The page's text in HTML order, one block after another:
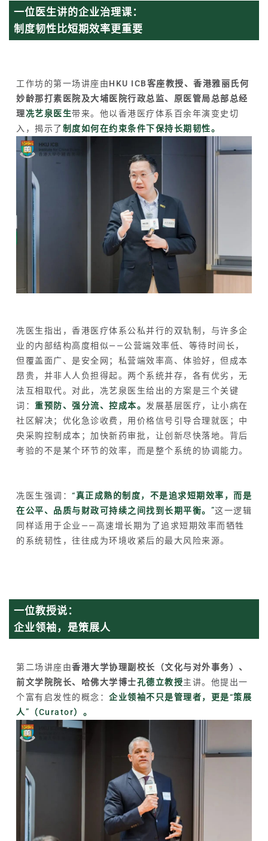
一位医生讲的企业治理课：
制度韧性比短期效率更重要
工作坊的第一场讲座由HKU ICB客座教授、香港雅丽氏何
妙龄那打素医院及大埔医院行政总监、原医管局总部总经
理冼艺泉医生带来。他以香港医疗体系百余年演变史切
入，揭示了制度如何在约束条件下保持长期韧性。
冼医生指出，香港医疗体系公私并行的双轨制，与许多企
业的内部结构高度相似——公营端效率低、等待时间长，
但覆盖面广、是安全网；私营端效率高、体验好，但成本
昂贵，并非人人负担得起。两个系统并存，各有优劣，无
法互相取代。对此，冼艺泉医生给出的方案是三个关键
词： 重预防、强分流、控成本。 发展基层医疗，让小病在
社区解决；优化急诊收费，用价格信号引导合理就医；中
央采购控制成本；加快新药审批，让创新尽快落地。背后
考验的不是某个环节的效率，而是整个系统的协调能力。
冼医生强调： “真正成熟的制度，不是追求短期效率，而是
在公平、品质与财政可持续之间找到长期平衡。”这一逻辑
同样适用于企业——高速增长期为了追求短期效率而牺牲
的系统韧性，往往成为环境收紧后的最大风险来源。
一位教授说：
企业领袖，是策展人
第二场讲座由香港大学协理副校长（文化与对外事务）、
前文学院院长、哈佛大学博士孔德立教授主讲。他提出一
个富有启发性的概念： 企业领袖不只是管理者，更是“策展
人”（Curator）。